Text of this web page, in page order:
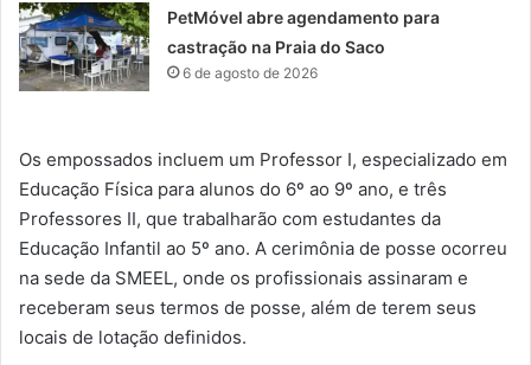
PetMóvel abre agendamento para
castração na Praia do Saco
6 de agosto de 2026
Os empossados incluem um Professor I, especializado em
Educação Física para alunos do 6º ao 9º ano, e três
Professores II, que trabalharão com estudantes da
Educação Infantil ao 5º ano. A cerimônia de posse ocorreu
na sede da SMEEL, onde os profissionais assinaram e
receberam seus termos de posse, além de terem seus
locais de lotação definidos.